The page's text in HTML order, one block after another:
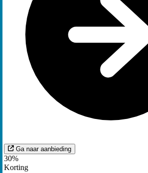
Ga naar aanbieding
30%
Korting